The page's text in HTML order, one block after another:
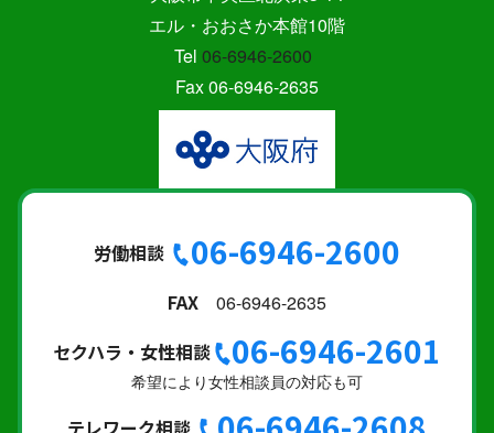
エル・おおさか本館10階
Tel 06-6946-2600
Fax 06-6946-2635
労働相談 06-6946-2600
FAX 06-6946-2635
セクハラ・女性相談 06-6946-2601
希望により女性相談員の対応も可